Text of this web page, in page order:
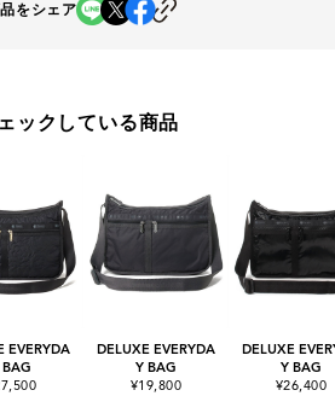
をシェア
ックしている商品
EVERYDA
BAG
DELUXE EVERYDA
Y BAG
¥19,800
DELUXE
Y BAG
¥26,400